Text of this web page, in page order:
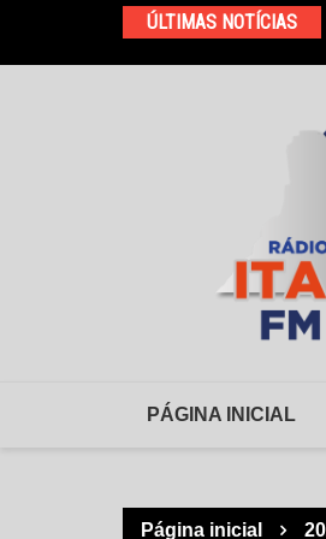
o
ÚLTIMAS NOTÍCIAS
PÁGINA INICIAL
Página inicial